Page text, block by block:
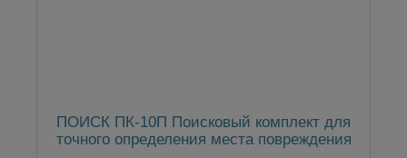
ПОИСК ПК-10П Поисковый комплект для
точного определения места повреждения